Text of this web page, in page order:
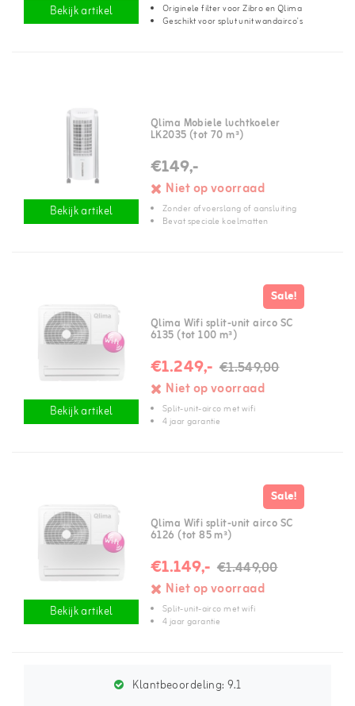
Bekijk artikel
Originele filter voor Zibro en Qlima
Geschikt voor splut unit wandairco's
Bekijk artikel
Qlima Mobiele luchtkoeler
LK2035 (tot 70 m³)
€149,-
Niet op voorraad
Zonder afvoerslang of aansluiting
Bevat speciale koelmatten
Bekijk artikel
Sale!
Qlima Wifi split-unit airco SC
6135 (tot 100 m³)
€1.249,- €1.549,00
Niet op voorraad
Split-unit-airco met wifi
4 jaar garantie
Bekijk artikel
Sale!
Qlima Wifi split-unit airco SC
6126 (tot 85 m³)
€1.149,- €1.449,00
Niet op voorraad
Split-unit-airco met wifi
4 jaar garantie
Klantbeoordeling:9.1